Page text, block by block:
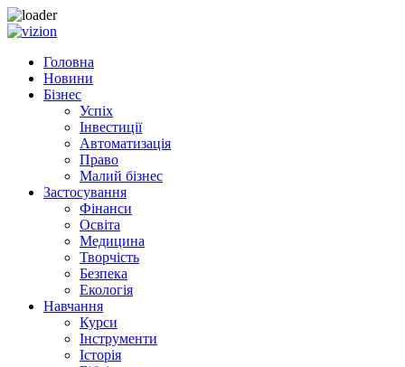
Skip
contentГоловна
Новини
Бізнес
Успіх
Інвестиції
Автоматизація
Право
Малий бізнес
Застосування
Фінанси
Освіта
Медицина
Творчість
Безпека
Екологія
Навчання
Курси
Інструменти
Історія